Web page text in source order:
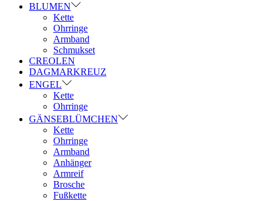
BLUMEN
Kette
Ohrringe
Armband
Schmukset
CREOLEN
DAGMARKREUZ
ENGEL
Kette
Ohrringe
GÄNSEBLÜMCHEN
Kette
Ohrringe
Armband
Anhänger
Armreif
Brosche
Fußkette